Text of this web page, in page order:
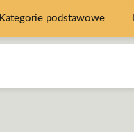
Kategorie podstawowe